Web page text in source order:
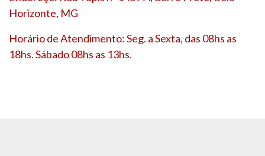
Horizonte, MG
Horário de Atendimento: Seg. a Sexta, das 08hs as
18hs. Sábado 08hs as 13hs.